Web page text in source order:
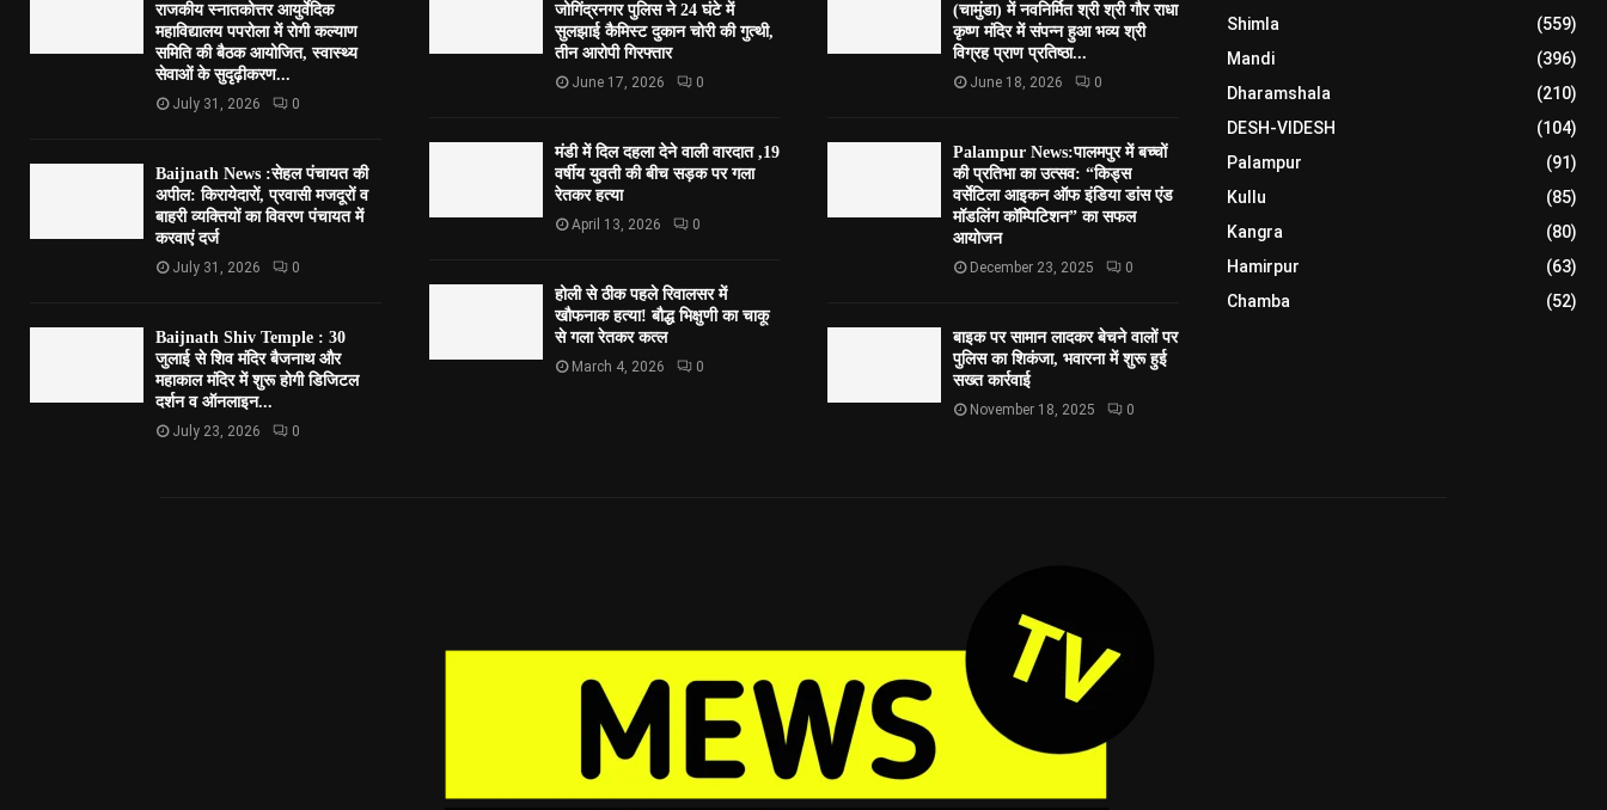
राजकीय स्नातकोत्तर आयुर्वेदिक
महाविद्यालय पपरोला में रोगी कल्याण
समिति की बैठक आयोजित, स्वास्थ्य
सेवाओं के सुदृढ़ीकरण...
July 31, 2026 0
Baijnath News :सेहल पंचायत की
अपील: किरायेदारों, प्रवासी मजदूरों व
बाहरी व्यक्तियों का विवरण पंचायत में
करवाएं दर्ज
July 31, 2026 0
Baijnath Shiv Temple : 30
जुलाई से शिव मंदिर बैजनाथ और
महाकाल मंदिर में शुरू होगी डिजिटल
दर्शन व ऑनलाइन...
July 23, 2026 0
जोगिंद्रनगर पुलिस ने 24 घंटे में
सुलझाई कैमिस्ट दुकान चोरी की गुत्थी,
तीन आरोपी गिरफ्तार
June 17, 2026 0
मंडी में दिल दहला देने वाली वारदात ,19
वर्षीय युवती की बीच सड़क पर गला
रेतकर हत्या
April 13, 2026 0
होली से ठीक पहले रिवालसर में
खौफनाक हत्या! बौद्ध भिक्षुणी का चाकू
से गला रेतकर कत्ल
March 4, 2026 0
(चामुंडा) में नवनिर्मित श्री श्री गौर राधा
कृष्ण मंदिर में संपन्न हुआ भव्य श्री
विग्रह प्राण प्रतिष्ठा...
June 18, 2026 0
Palampur News:पालमपुर में बच्चों
की प्रतिभा का उत्सव: “किड्स
वर्सेटिला आइकन ऑफ इंडिया डांस एंड
मॉडलिंग कॉम्पिटिशन” का सफल
आयोजन
December 23, 2025 0
बाइक पर सामान लादकर बेचने वालों पर
पुलिस का शिकंजा, भवारना में शुरू हुई
सख्त कार्रवाई
November 18, 2025 0
Shimla
(559)
Mandi
(396)
Dharamshala
(210)
DESH-VIDESH
(104)
Palampur
(91)
Kullu
(85)
Kangra
(80)
Hamirpur
(63)
Chamba
(52)